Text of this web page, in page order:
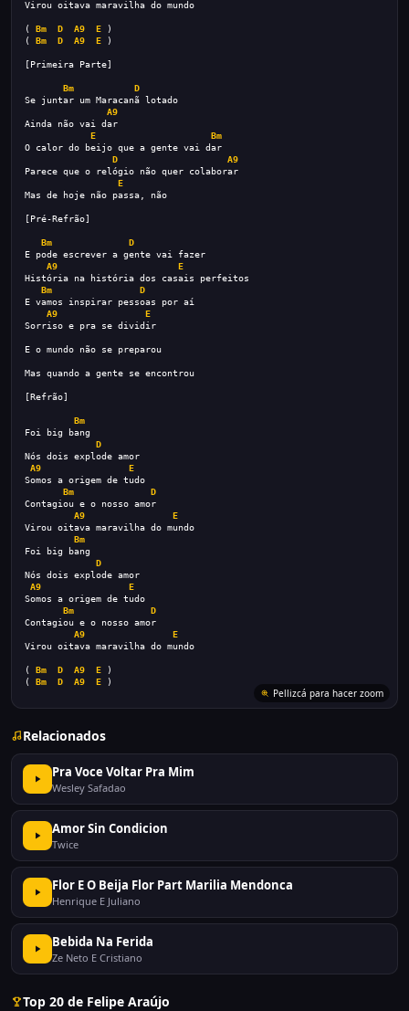
Virou oitava maravilha do mundo
( Bm D A9 E )
( Bm D A9 E )
[Primeira Parte]
Bm
D
Se juntar um Maracanã lotado
A9
Ainda não vai dar
E
Bm
O calor do beijo que a gente vai dar
D
A9
Parece que o relógio não quer colaborar
E
Mas de hoje não passa, não
[Pré-Refrão]
Bm
D
E pode escrever a gente vai fazer
A9
E
História na história dos casais perfeitos
Bm
D
E vamos inspirar pessoas por aí
A9
E
Sorriso e pra se dividir
E o mundo não se preparou
Mas quando a gente se encontrou
[Refrão]
Bm
Foi big bang
D
Nós dois explode amor
A9
E
Somos a origem de tudo
Bm
D
Contagiou e o nosso amor
A9
E
Virou oitava maravilha do mundo
Bm
Foi big bang
D
Nós dois explode amor
A9
E
Somos a origem de tudo
Bm
D
Contagiou e o nosso amor
A9
E
Virou oitava maravilha do mundo
( Bm D A9 E )
( Bm D A9 E )
Relacionados
Pra Voce Voltar Pra Mim
Wesley Safadao
Amor Sin Condicion
Twice
Flor E O Beija Flor Part Marilia Mendonca
Henrique E Juliano
Bebida Na Ferida
Ze Neto E Cristiano
Top 20 de Felipe Araújo